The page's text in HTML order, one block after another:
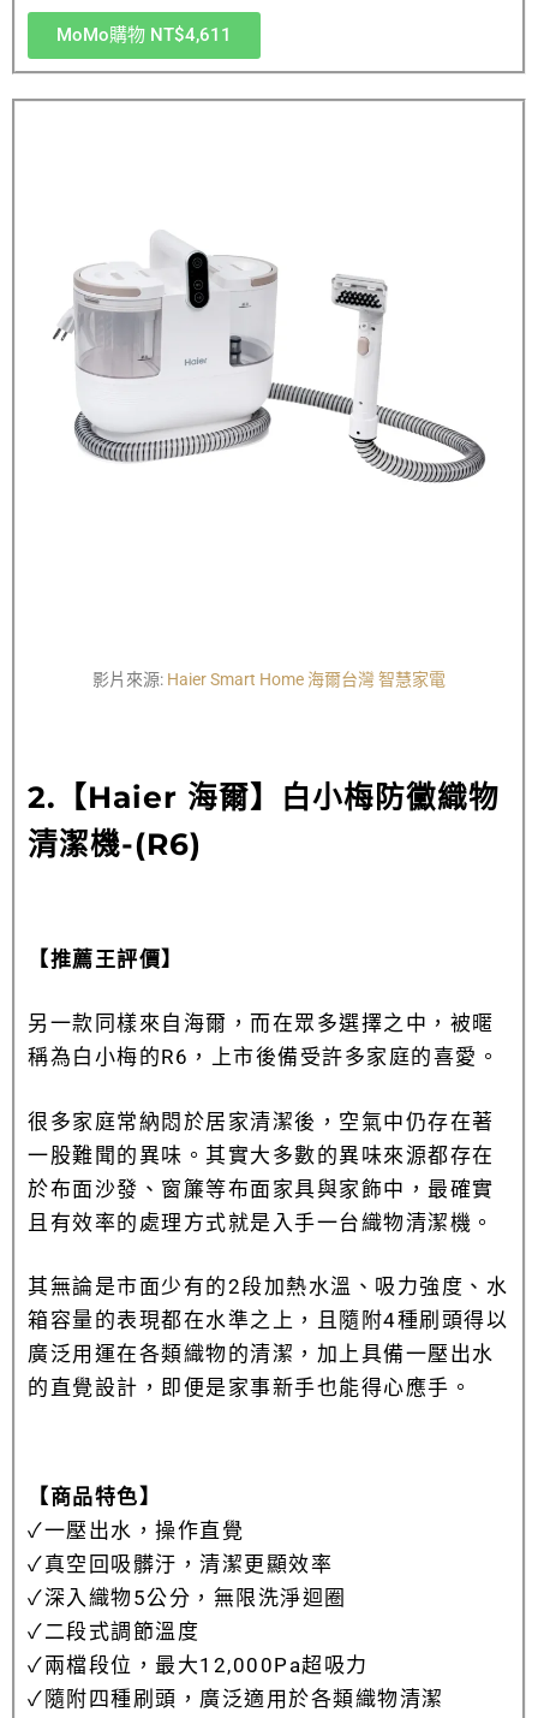
MoMo購物 NT$4,611
影片來源: Haier Smart Home 海爾台灣 智慧家電
2.【Haier 海爾】白小梅防黴織物
清潔機-(R6)
【推薦王評價】
另一款同樣來自海爾，而在眾多選擇之中，被暱
稱為白小梅的R6，上市後備受許多家庭的喜愛。
很多家庭常納悶於居家清潔後，空氣中仍存在著
一股難聞的異味。其實大多數的異味來源都存在
於布面沙發、窗簾等布面家具與家飾中，最確實
且有效率的處理方式就是入手一台織物清潔機。
其無論是市面少有的2段加熱水溫、吸力強度、水
箱容量的表現都在水準之上，且隨附4種刷頭得以
廣泛用運在各類織物的清潔，加上具備一壓出水
的直覺設計，即便是家事新手也能得心應手。
【商品特色】
✓一壓出水，操作直覺
✓真空回吸髒汙，清潔更顯效率
✓深入織物5公分，無限洗淨迴圈
✓二段式調節溫度
✓兩檔段位，最大12,000Pa超吸力
✓ 隨附四種刷頭，廣泛適用於各類織物清潔